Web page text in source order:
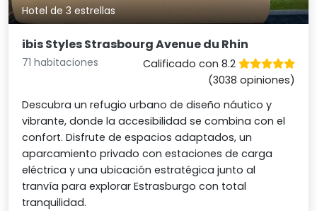
Hotel de 3 estrellas
ibis Styles Strasbourg Avenue du Rhin
71 habitaciones
Calificado con 8.2
(3038 opiniones)
Descubra un refugio urbano de diseño náutico y
vibrante, donde la accesibilidad se combina con el
confort. Disfrute de espacios adaptados, un
aparcamiento privado con estaciones de carga
eléctrica y una ubicación estratégica junto al
tranvía para explorar Estrasburgo con total
tranquilidad.